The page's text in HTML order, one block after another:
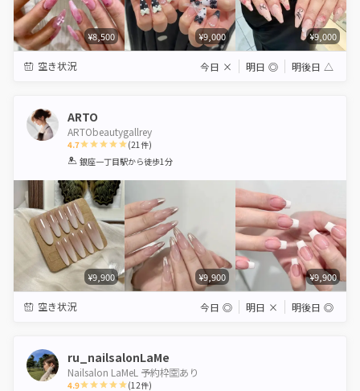
¥8,500 ¥9,000 ¥9,000
空き状況 今日 × 明日 ◎ 明後日 △
ARTO
ARTObeautygallrey
4.7
1 2 3 4 5
(21件)
銀座一丁目駅から徒歩1分
¥9,900 ¥9,900 ¥9,900
空き状況 今日 ◎ 明日 × 明後日 ◎
ru_nailsalonLaMe
Nailsalon LaMeL 予約枠🈳あり
4.9 (12件)